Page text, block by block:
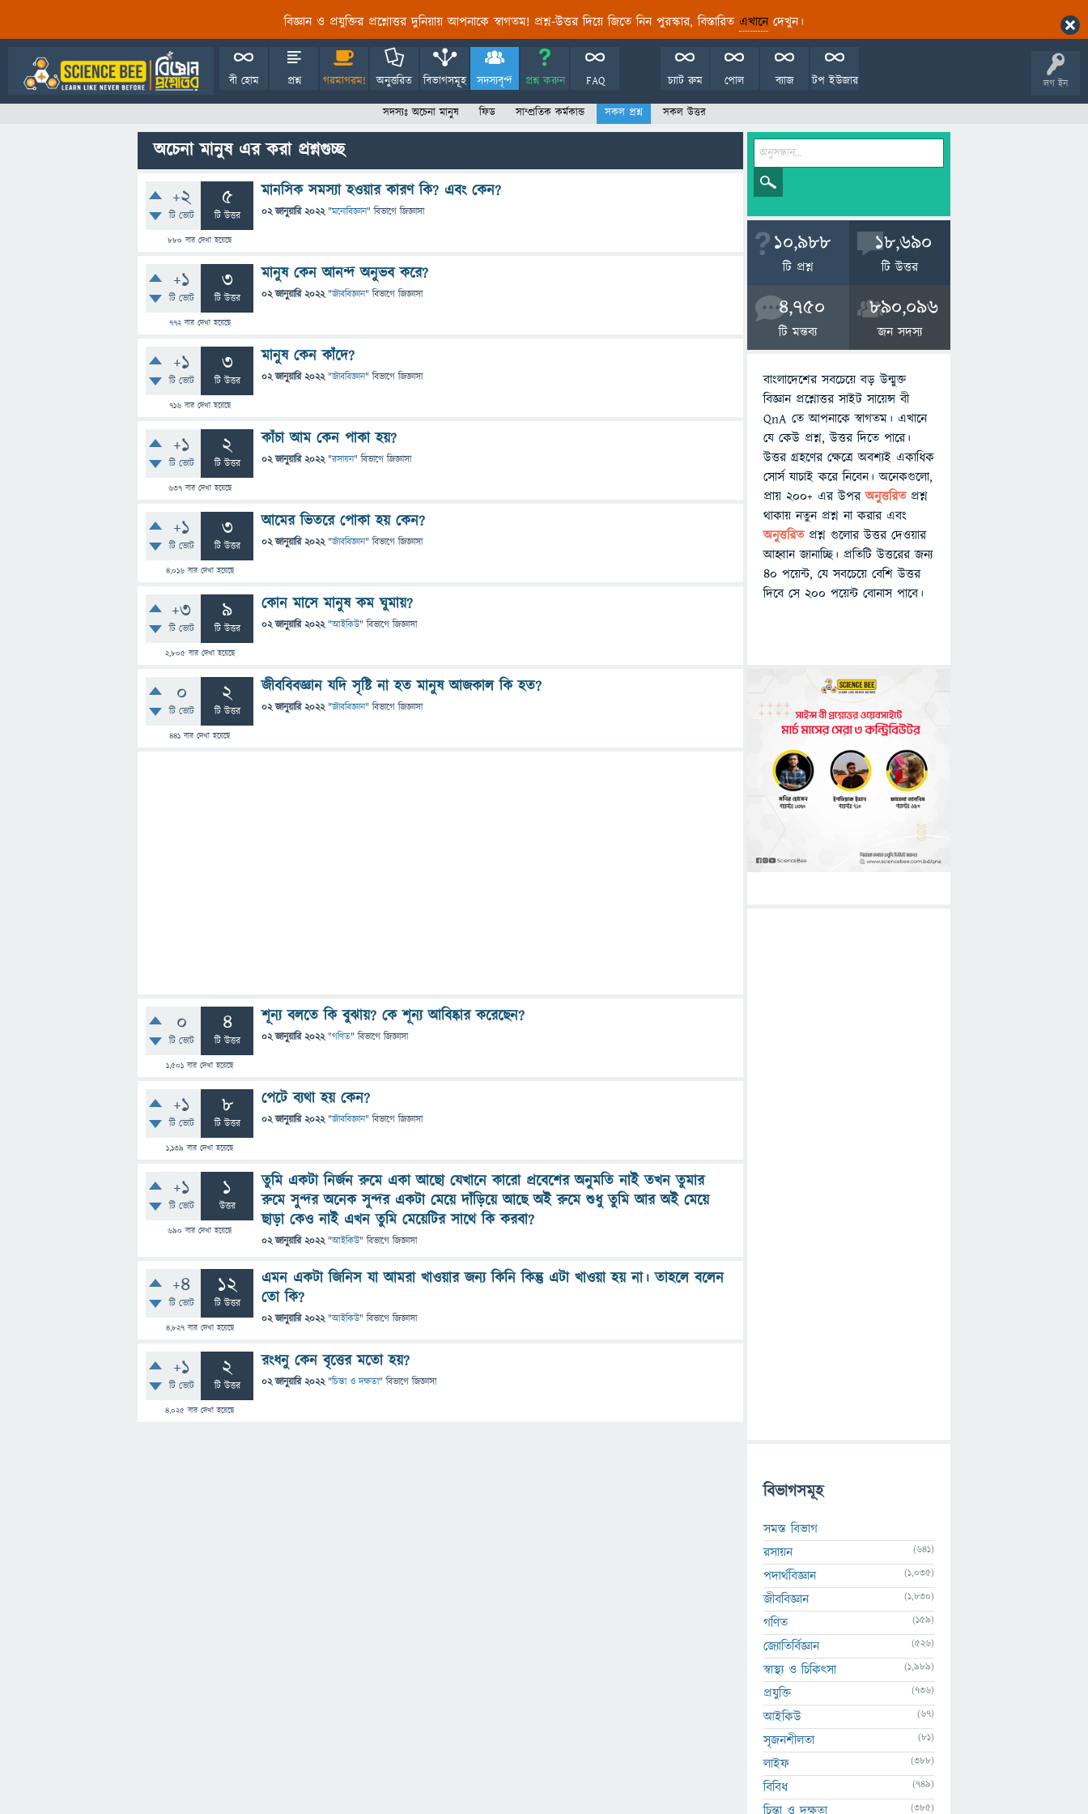
বিজ্ঞান ও প্রযুক্তির প্রশ্নোত্তর দুনিয়ায় আপনাকে স্বাগতম! প্রশ্ন-উত্তর দিয়ে জিতে নিন পুরস্কার, বিস্তারিত এখানেদেখুন।
লগ ইন
বী হোম প্রশ্ন গরমাগরম! অনুত্তরিত বিভাগসমূহ সদস্যবৃন্দ প্রশ্ন করুন FAQ টপ ইউজার
ব্যাজ
পোল
চ্যাট রুম
সদস্যঃ অচেনা মানুষ ফিড সাম্প্রতিক কর্মকান্ড সকল প্রশ্ন সকল উত্তর
অচেনা মানুষ এর করা প্রশ্নগুচ্ছ
+2
টি ভোট
5
টি উত্তর
880 বার দেখা হয়েছে
মানসিক সমস্যা হওয়ার কারণ কি? এবং কেন?
02 জানুয়ারি 2022 "মনোবিজ্ঞান" বিভাগে জিজ্ঞাসা
+1
টি ভোট
3
টি উত্তর
772বার দেখা হয়েছে
মানুষ কেন আনন্দ অনুভব করে?
02 জানুয়ারি 2022 "জীববিজ্ঞান" বিভাগে জিজ্ঞাসা
+1
টি ভোট
3
টি উত্তর
716বার দেখা হয়েছে
মানুষ কেন কাঁদে?
02 জানুয়ারি 2022 "জীববিজ্ঞান" বিভাগে জিজ্ঞাসা
+1
টি ভোট
2
টি উত্তর
637বার দেখা হয়েছে
কাঁচা আম কেন পাকা হয়?
02 জানুয়ারি 2022 "রসায়ন" বিভাগে জিজ্ঞাসা
+1
টি ভোট
3
টি উত্তর
4,016বার দেখা হয়েছে
আমের ভিতরে পোকা হয় কেন?
02 জানুয়ারি 2022 "জীববিজ্ঞান" বিভাগে জিজ্ঞাসা
+3
টি ভোট
9
টি উত্তর
2,805বার দেখা হয়েছে
কোন মাসে মানুষ কম ঘুমায়?
02 জানুয়ারি 2022 "আইকিউ" বিভাগে জিজ্ঞাসা
0
টি ভোট
2
টি উত্তর
441 বার দেখা হয়েছে
জীববিবজ্ঞান যদি সৃষ্টি না হত মানুষ আজকাল কি হত?
02 জানুয়ারি 2022 "জীববিজ্ঞান" বিভাগে জিজ্ঞাসা
0
টি ভোট
4
টি উত্তর
1,501 বার দেখা হয়েছে
শূন্য বলতে কি বুঝায়? কে শূন্য আবিষ্কার করেছেন?
02 জানুয়ারি 2022 "গণিত" বিভাগে জিজ্ঞাসা
+1
টি ভোট
8
টি উত্তর
1,139 বার দেখা হয়েছে
পেটে ব্যথা হয় কেন?
02 জানুয়ারি 2022 "জীববিজ্ঞান" বিভাগে জিজ্ঞাসা
+1
টি ভোট
1
উত্তর
690 বার দেখা হয়েছে
তুমি একটা নির্জন রুমে একা আছো যেখানে কারো প্রবেশের অনুমতি নাই তখন তুমার
রুমে সুন্দর অনেক সুন্দর একটা মেয়ে দাঁড়িয়ে আছে অই রুমে শুধু তুমি আর অই মেয়ে
ছাড়া কেও নাই এখন তুমি মেয়েটির সাথে কি করবা?
02 জানুয়ারি 2022 "আইকিউ" বিভাগে জিজ্ঞাসা
+4
টি ভোট
12
টি উত্তর
4,827বার দেখা হয়েছে
এমন একটা জিনিস যা আমরা খাওয়ার জন্য কিনি কিন্তু এটা খাওয়া হয় না। তাহলে বলেন
তো কি?
02 জানুয়ারি 2022 "আইকিউ" বিভাগে জিজ্ঞাসা
+1
টি ভোট
2
টি উত্তর
4,025 বার দেখা হয়েছে
রংধনু কেন বৃত্তের মতো হয়?
02 জানুয়ারি 2022 "চিন্তা ও দক্ষতা" বিভাগে জিজ্ঞাসা
10,988
টি প্রশ্ন
18,690
টি উত্তর
4,750
টি মন্তব্য
890,096
জন সদস্য
বাংলাদেশের সবচেয়ে বড় উন্মুক্ত
বিজ্ঞান প্রশ্নোত্তর সাইট সায়েন্স বী
QnA তে আপনাকে স্বাগতম। এখানে
যে কেউ প্রশ্ন, উত্তর দিতে পারে।
উত্তর গ্রহণের ক্ষেত্রে অবশ্যই একাধিক
সোর্স যাচাই করে নিবেন। অনেকগুলো,
প্রায় ২০০+ এর উপরঅনুত্তরিতপ্রশ্ন
থাকায় নতুন প্রশ্ন না করার এবং
অনুত্তরিত প্রশ্ন গুলোর উত্তর দেওয়ার
আহ্বান জানাচ্ছি। প্রতিটি উত্তরের জন্য
৪০ পয়েন্ট, যে সবচেয়ে বেশি উত্তর
দিবে সে ২০০ পয়েন্ট বোনাস পাবে।
বিভাগসমূহ
সমস্ত বিভাগ
রসায়ন
(641)
পদার্থবিজ্ঞান (1,035)
জীববিজ্ঞান (1,830)
গণিত (159)
জ্যোতির্বিজ্ঞান (526)
স্বাস্থ্য ও চিকিৎসা (1,989)
প্রযুক্তি (736)
আইকিউ (67)
সৃজনশীলতা (81)
লাইফ (388)
বিবিধ (749)
চিন্তা ও দক্ষতা (385)